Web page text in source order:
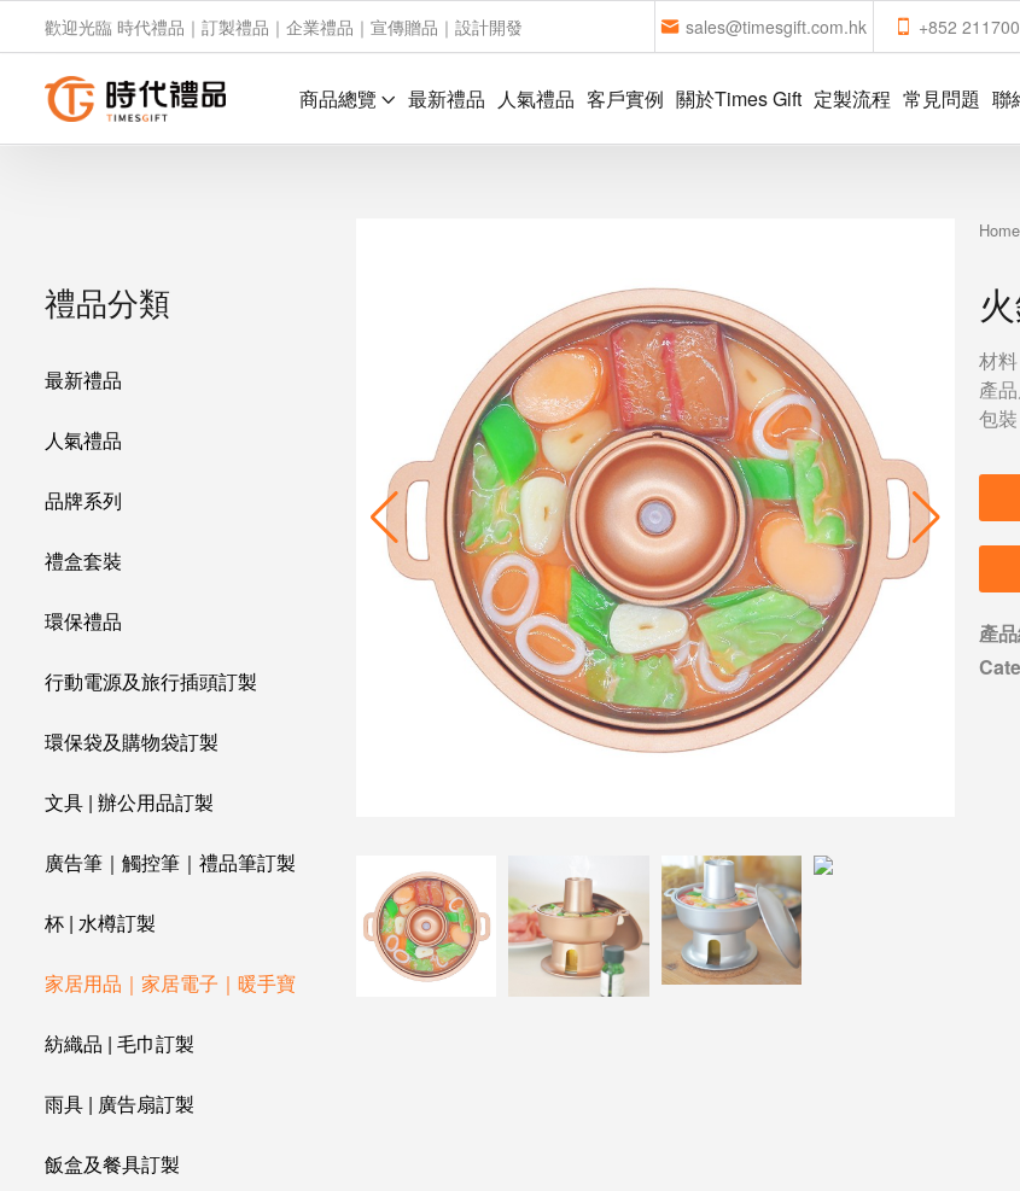
歡迎光臨 時代禮品｜訂製禮品｜企業禮品｜宣傳贈品｜設計開發 sales@timesgift.com.hk +852
商品總覽 最新禮品 人氣禮品 客戶實例 關於Times Gift 定製流程 常見問題 聯
禮品分類
最新禮品
人氣禮品
品牌系列
禮盒套裝
環保禮品
行動電源及旅行插頭訂製
環保袋及購物袋訂製
文具 | 辦公用品訂製
廣告筆｜觸控筆｜禮品筆訂製
杯 | 水樽訂製
家居用品｜家居電子｜暖手寶
紡織品 | 毛巾訂製
雨具 | 廣告扇訂製
飯盒及餐具訂製
Home
材
產
包
產